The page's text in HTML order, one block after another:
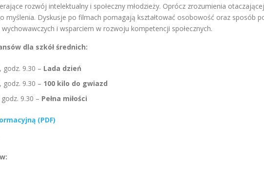
rozwój intelektualny i społeczny młodzieży. Oprócz zrozumienia
myślenia. Dyskusje po filmach pomagają kształtować osobowość oraz sposób
wychowawczych i wsparciem w rozwoju kompetencji społecznych.
dla szkół średnich:
godz. 9.30 – Lada dzień
godz. 9.30 – 100 kilo do gwiazd
9.30 – Pełna miłości
(PDF)